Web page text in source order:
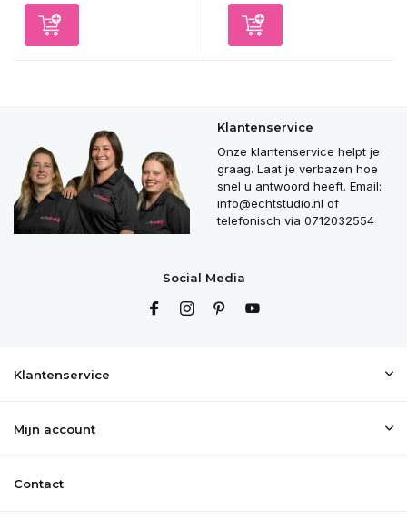
Klantenservice
Onze klantenservice helpt je
graag. Laat je verbazen hoe
snel u antwoord heeft. Email:
info@echtstudio.nl of
telefonisch via 0712032554
Social Media
Klantenservice
Mijn account
Contact